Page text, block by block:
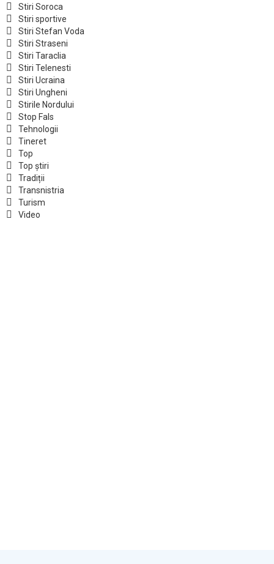
Stiri Soroca
Stiri sportive
Stiri Stefan Voda
Stiri Straseni
Stiri Taraclia
Stiri Telenesti
Stiri Ucraina
Stiri Ungheni
Stirile Nordului
Stop Fals
Tehnologii
Tineret
Top
Top știri
Tradiții
Transnistria
Turism
Video